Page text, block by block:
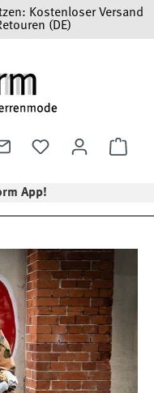
Kostenloser Versand
(DE)
App!